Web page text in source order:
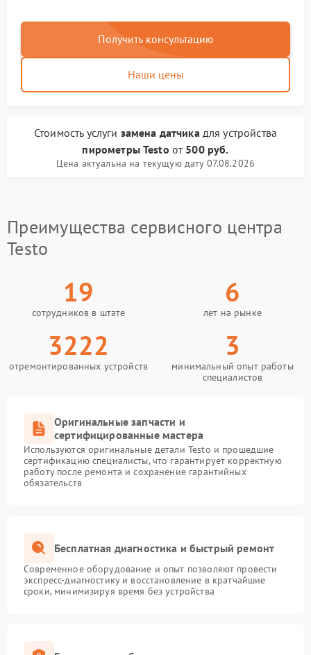
Получить консультацию
Наши цены
Стоимость услуги замена датчикадля устройства
пирометры Testo от 500 руб.
Цена актуальна на текущую дату 07.08.2026
Преимущества сервисного центра
Testo
19
сотрудников в штате
6
лет на рынке
3222
отремонтированных устройств
3
минимальный опыт работы
специалистов
Оригинальные запчасти и
сертифицированные мастера
Используются оригинальные детали Testo и прошедшие
сертификацию специалисты, что гарантирует корректную
работу после ремонта и сохранение гарантийных
обязательств
Бесплатная диагностика и быстрый ремонт
Современное оборудование и опыт позволяют провести
экспресс-диагностику и восстановление в кратчайшие
сроки, минимизируя время без устройства